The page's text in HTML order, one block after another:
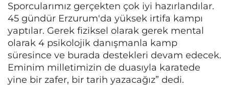
Sporcularımız gerçekten çok iyi hazırlandılar.
45 gündür Erzurum'da yüksek irtifa kampı
yaptılar. Gerek fiziksel olarak gerek mental
olarak 4 psikolojik danışmanla kamp
süresince ve burada destekleri devam edecek.
Eminim milletimizin de duasıyla karatede
yine bir zafer, bir tarih yazacağız” dedi.